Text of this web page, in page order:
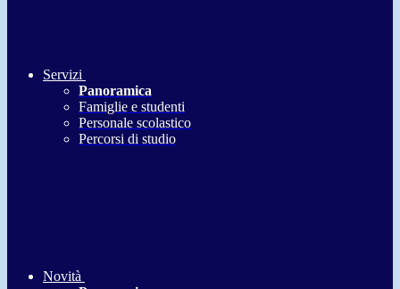
Servizi
Panoramica
Famiglie e studenti
Personale scolastico
Percorsi di studio
Novità